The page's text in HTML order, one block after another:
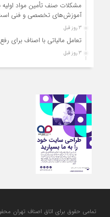
مشکلات صنف تأمین مواد
آموزش‌های تخصصی و فنی
3 روز قبل
تعامل مالیاتی با اصناف برای
3 روز قبل
توجه به دغدغه های اصناف،
واحدهای مجاز انجام شود
تمامی حقوق برای اتاق اصناف تهران